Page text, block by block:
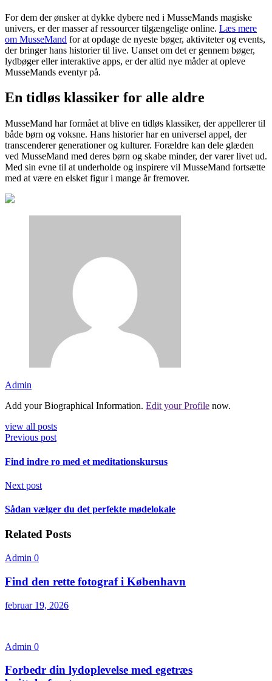
For dem der ønsker at dykke dybere ned i MusseMands magiske
univers, er der masser af ressourcer tilgængelige online. Læs mere
om MusseMand for at opdage de nyeste bøger, aktiviteter og events,
der bringer hans historier til live. Uanset om det er gennem bøger,
lydbøger eller interaktive apps, er der altid nye måder at opleve
MusseMands eventyr på.
En tidløs klassiker for alle aldre
MusseMand har formået at blive en tidløs klassiker, der appellerer til
både børn og voksne. Hans historier har en universel appel, der
transcenderer generationer og kulturer. Forældre kan dele glæden
ved MusseMand med deres børn og skabe minder, der varer livet ud.
Med sin evne til at underholde og inspirere vil MusseMand fortsætte
med at være en elsket figur i mange år fremover.
Admin
Add your Biographical Information. Edit your Profile now.
view all posts
Previous post
Find indre ro med et meditationskursus
Next post
Sådan vælger du det perfekte mødelokale
Related Posts
Admin 0
Find den rette fotograf i København
februar 19, 2026
Admin 0
Forbedr din lydoplevelse med egetræs